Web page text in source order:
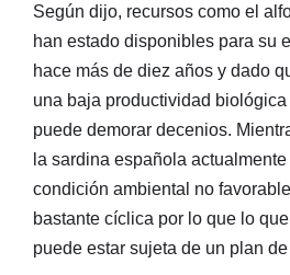
Según dijo, recursos como el
han estado disponibles para su
hace más de diez años y dado
una baja productividad
puede demorar decenios.
la sardina española
condición ambiental no
bastante cíclica por lo que lo
puede estar sujeta de un plan